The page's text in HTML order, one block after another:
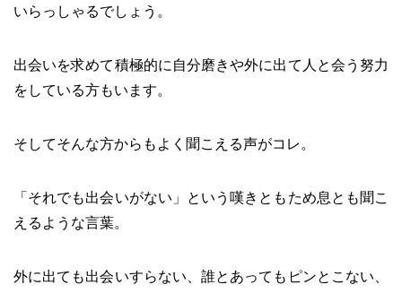
いらっしゃるでしょう。
出会いを求めて積極的に自分磨きや外に出て人と会う努力
をしている方もいます。
そしてそんな方からもよく聞こえる声がコレ。
「それでも出会いがない」という嘆きともため息とも聞こ
えるような言葉。
外に出ても出会いすらない、誰とあってもピンとこない、